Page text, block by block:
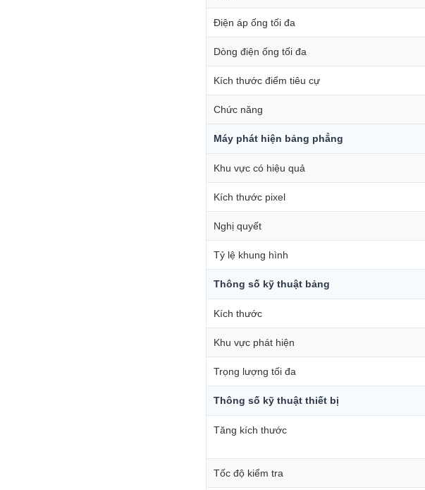
Điện áp ống tối đa
Dòng điện ống tối đa
Kích thước điểm tiêu cự
Chức năng
Máy phát hiện bảng phẳng
Khu vực có hiệu quả
Kích thước pixel
Nghị quyết
Tỷ lệ khung hình
Thông số kỹ thuật bảng
Kích thước
Khu vực phát hiện
Trọng lượng tối đa
Thông số kỹ thuật thiết bị
Tăng kích thước
Tốc độ kiểm tra